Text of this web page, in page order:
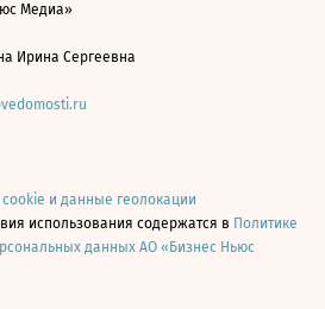
Медиа»
Ирина Сергеевна
cookie и данные геолокации
использования содержатся в Политике
данных АО «Бизнес Ньюс